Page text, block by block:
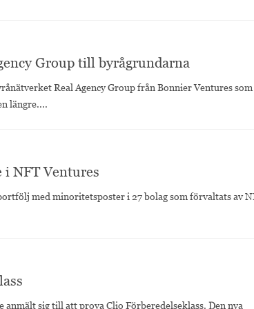
Group till byrågrundarna
Real Agency Group från Bonnier Ventures som
längre....
i NFT Ventures
med minoritetsposter i 27 bolag som förvaltats av
anmält sig till att prova Clio Förberedelseklass. Den nya